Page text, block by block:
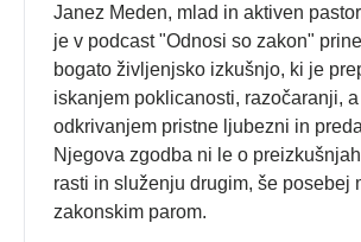
Janez Meden, mlad in aktiven
je v podcast "Odnosi so zakon"
bogato življenjsko izkušnjo, ki je
iskanjem poklicanosti, razočaranji,
odkrivanjem pristne ljubezni in
Njegova zgodba ni le o
rasti in služenju drugim, še posebej
zakonskim parom.